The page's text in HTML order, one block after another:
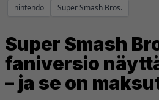
nintendo Super Smash Bros.
Super Smash
faniversio
– ja se on